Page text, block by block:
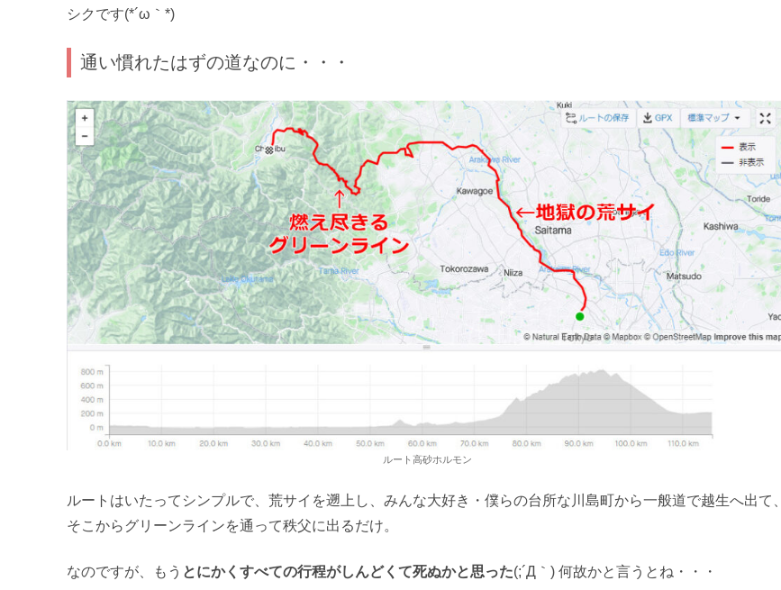
シクです(*´ω｀*)
通い慣れたはずの道なのに・・・
ルート高砂ホルモン
ルートはいたってシンプルで、荒サイを遡上し、みんな大好き・僕らの台所な川島町から一般道で越生へ出て、
そこからグリーンラインを通って秩父に出るだけ。
なのですが、もう とにかくすべての行程がしんどくて死ぬかと思った(;´Д｀) 何故かと言うとね・・・